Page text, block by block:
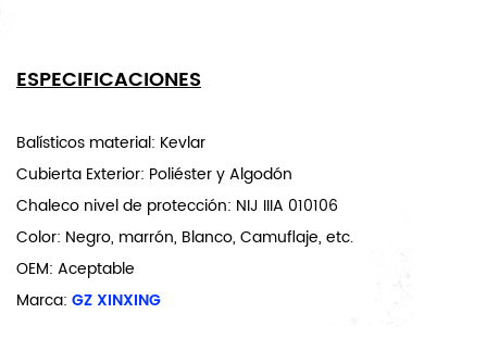
ESPECIFICACIONES
Balísticos material: Kevlar
Cubierta Exterior: Poliéster y Algodón
Chaleco nivel de protección: NIJ IIIA 010106
Color: Negro, marrón, Blanco, Camuflaje, etc.
OEM: Aceptable
Marca: GZ XINXING